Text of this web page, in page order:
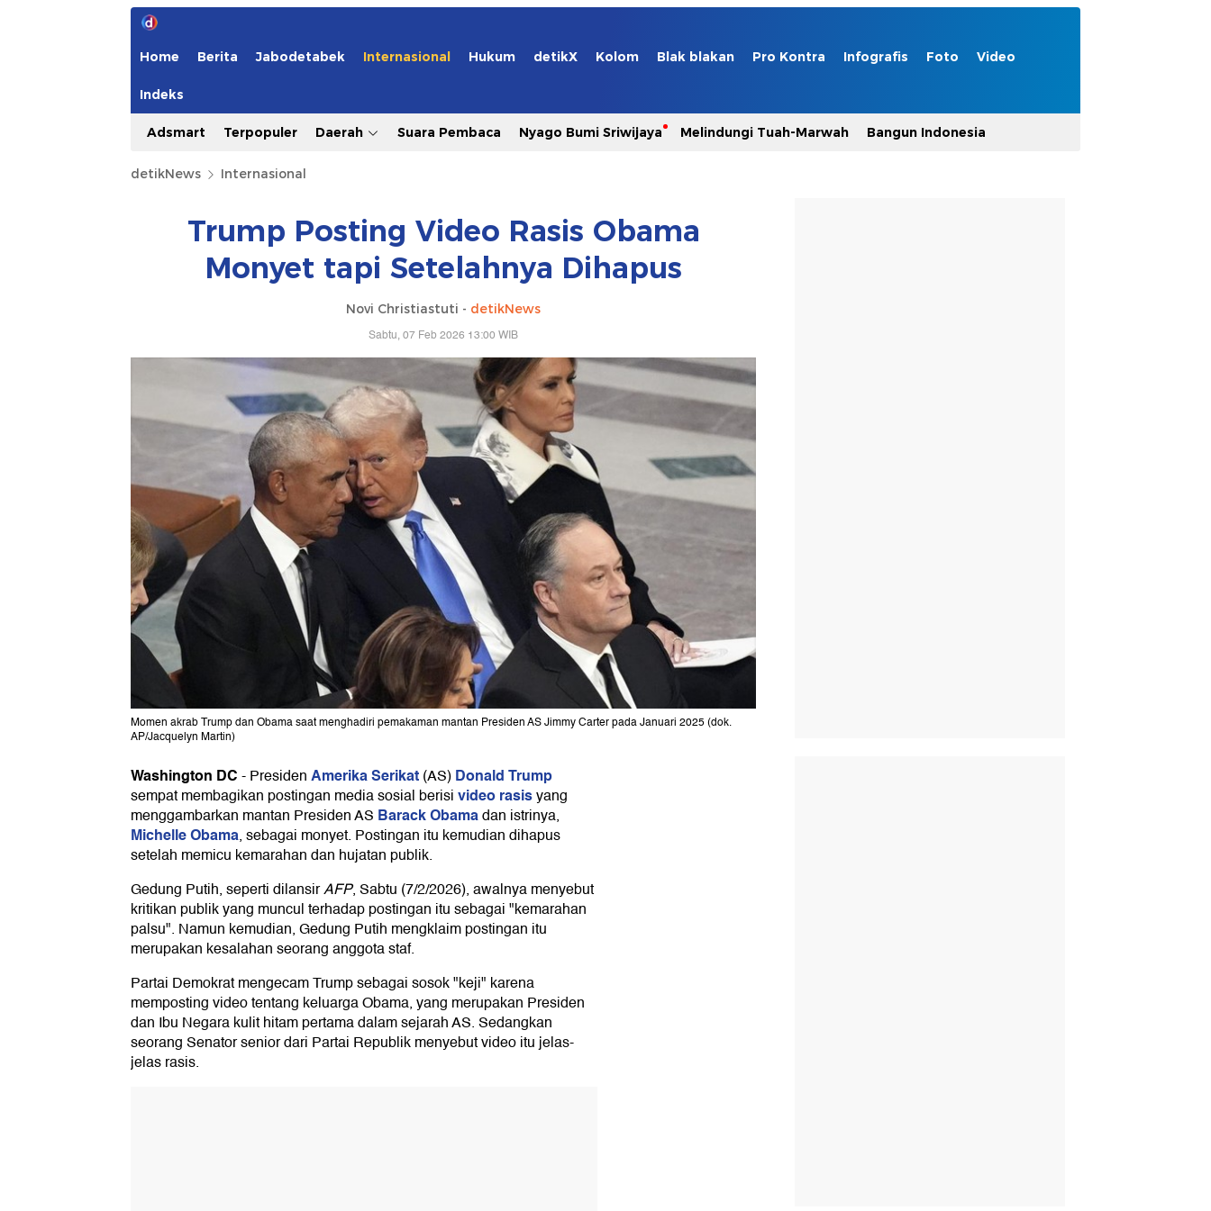
Home Berita Jabodetabek Internasional Hukum detikX Kolom Blak blakan Pro Kontra Infografis Foto Video
Indeks
Adsmart Terpopuler Daerah Suara Pembaca Nyago Bumi Sriwijaya Melindungi Tuah-Marwah Bangun Indonesia
detikNews Internasional
Trump Posting Video Rasis Obama
Monyet tapi Setelahnya Dihapus
Novi Christiastuti - detikNews
Sabtu, 07 Feb 2026 13:00 WIB
Momen akrab Trump dan Obama saat menghadiri pemakaman mantan Presiden AS Jimmy Carter pada Januari 2025 (dok.
AP/Jacquelyn Martin)
Washington DC-PresidenAmerika Serikat(AS)Donald Trump
sempat membagikan postingan media sosial berisivideo rasisyang
menggambarkan mantan Presiden AS Barack Obamadan istrinya,
Michelle Obama, sebagai monyet. Postingan itu kemudian dihapus
setelah memicu kemarahan dan hujatan publik.
Gedung Putih, seperti dilansirAFP, Sabtu (7/2/2026), awalnya menyebut
kritikan publik yang muncul terhadap postingan itu sebagai "kemarahan
palsu". Namun kemudian, Gedung Putih mengklaim postingan itu
merupakan kesalahan seorang anggota staf.
Partai Demokrat mengecam Trump sebagai sosok "keji" karena
memposting video tentang keluarga Obama, yang merupakan Presiden
dan Ibu Negara kulit hitam pertama dalam sejarah AS. Sedangkan
seorang Senator senior dari Partai Republik menyebut video itu jelas-
jelas rasis.